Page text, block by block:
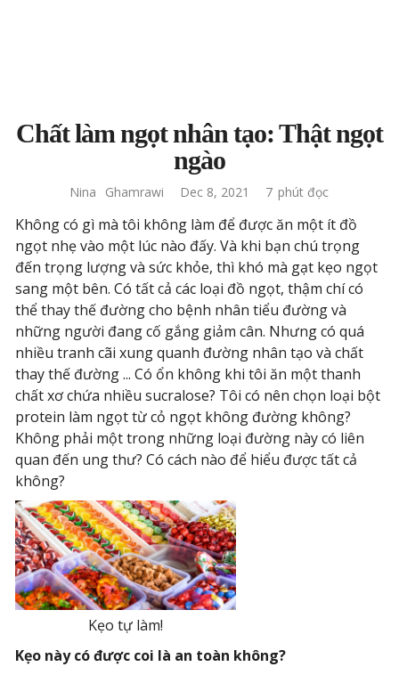
Chất làm ngọt nhân tạo: Thật ngọt
ngào
Nina Ghamrawi Dec 8, 2021 7 phút đọc
Không có gì mà tôi không làm để được ăn một ít đồ
ngọt nhẹ vào một lúc nào đấy. Và khi bạn chú trọng
đến trọng lượng và sức khỏe, thì khó mà gạt kẹo ngọt
sang một bên. Có tất cả các loại đồ ngọt, thậm chí có
thể thay thế đường cho bệnh nhân tiểu đường và
những người đang cố gắng giảm cân. Nhưng có quá
nhiều tranh cãi xung quanh đường nhân tạo và chất
thay thế đường ... Có ổn không khi tôi ăn một thanh
chất xơ chứa nhiều sucralose? Tôi có nên chọn loại bột
protein làm ngọt từ cỏ ngọt không đường không?
Không phải một trong những loại đường này có liên
quan đến ung thư? Có cách nào để hiểu được tất cả
không?
Kẹo tự làm!
Kẹo này có được coi là an toàn không?